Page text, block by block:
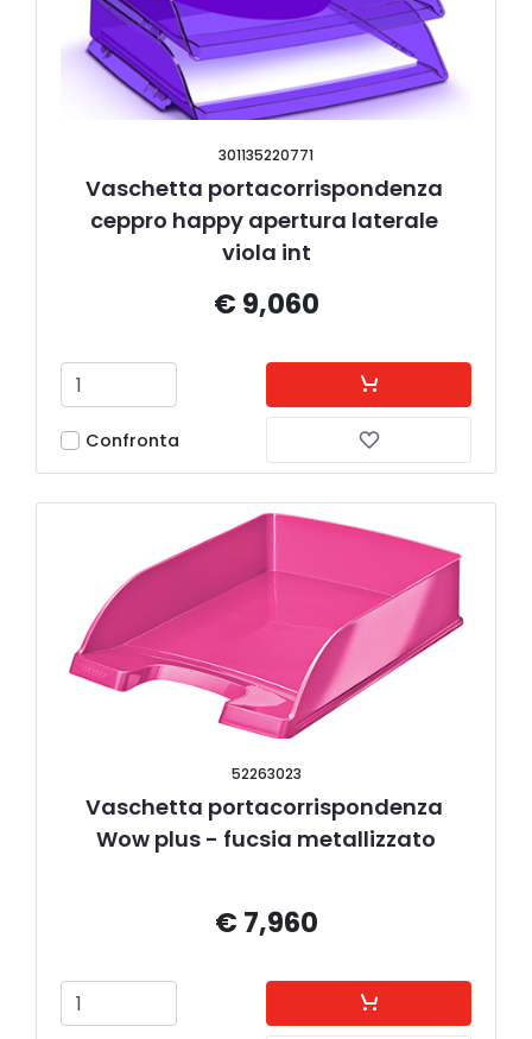
301135220771
Vaschetta portacorrispondenza
ceppro happy apertura laterale
viola int
€ 9,060
Confronta
52263023
Vaschetta portacorrispondenza
Wow plus - fucsia metallizzato
€ 7,960